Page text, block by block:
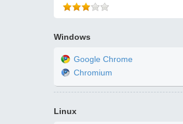
Windows
Google Chrome
Chromium
Linux